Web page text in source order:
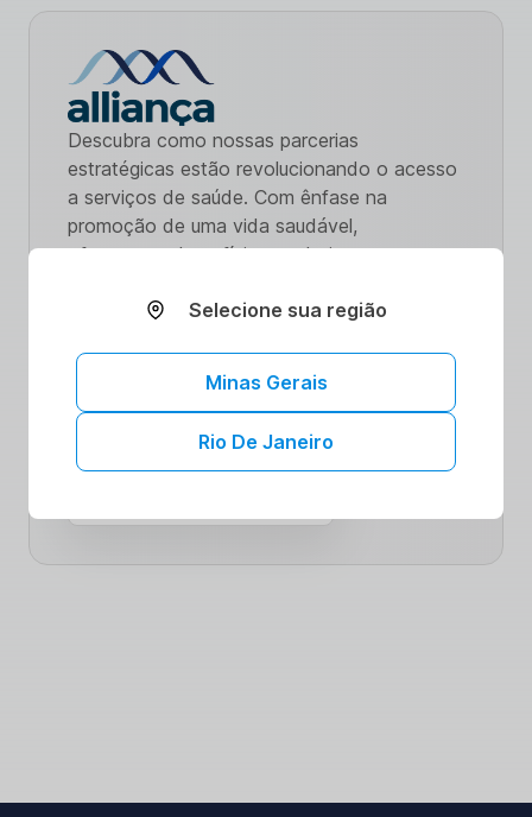
Descubra como nossas parcerias
estratégicas estão revolucionando o acesso
a serviços de saúde. Com ênfase na
promoção de uma vida saudável,
oferecemos benefícios exclusivos e
comunidade comprometida com seu bem-
colaborações podem impulsionar sua jornada
para uma saúde plena.
Selecione sua região
Minas Gerais
Rio De Janeiro